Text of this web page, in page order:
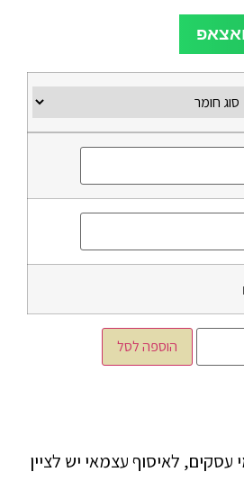
הוספה לסל
7 ימי עסקים, לאיסוף עצמאי יש לציין